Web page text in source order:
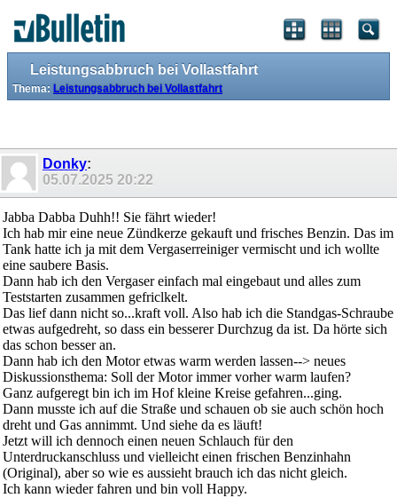
Leistungsabbruch bei Vollastfahrt
Thema: Leistungsabbruch bei Vollastfahrt
Donky:
05.07.2025 20:22
Jabba Dabba Duhh!! Sie fährt wieder!
Ich hab mir eine neue Zündkerze gekauft und frisches Benzin. Das im
Tank hatte ich ja mit dem Vergaserreiniger vermischt und ich wollte
eine saubere Basis.
Dann hab ich den Vergaser einfach mal eingebaut und alles zum
Teststarten zusammen gefriclkelt.
Das lief dann nicht so...kraft voll. Also hab ich die Standgas-Schraube
etwas aufgedreht, so dass ein besserer Durchzug da ist. Da hörte sich
das schon besser an.
Dann hab ich den Motor etwas warm werden lassen--> neues
Diskussionsthema: Soll der Motor immer vorher warm laufen?
Ganz aufgeregt bin ich im Hof kleine Kreise gefahren...ging.
Dann musste ich auf die Straße und schauen ob sie auch schön hoch
dreht und Gas annimmt. Und siehe da es läuft!
Jetzt will ich dennoch einen neuen Schlauch für den
Unterdruckanschluss und vielleicht einen frischen Benzinhahn
(Original), aber so wie es aussieht brauch ich das nicht gleich.
Ich kann wieder fahren und bin voll Happy.